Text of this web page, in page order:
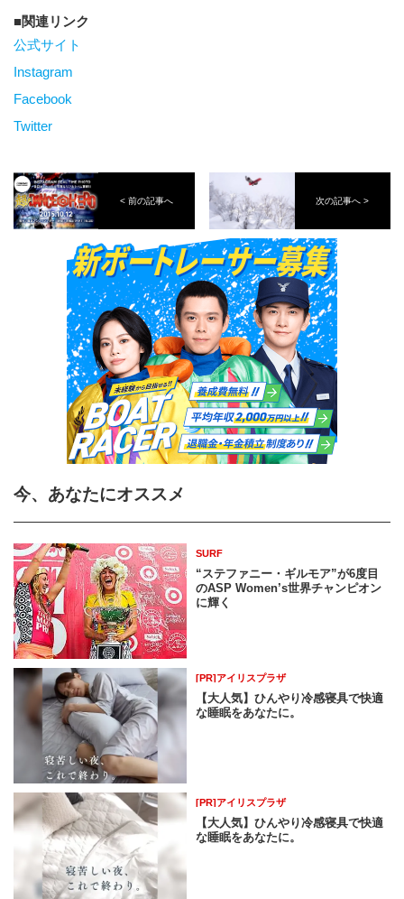
関連リンク
公式サイト
Instagram
Facebook
Twitter
< 前の記事へ 次の記事へ >
今、あなたにオススメ
SURF
“ステファニー・ギルモア”が6度目
のASP Women’s世界チャンピオン
に輝く
[PR]アイリスプラザ
【大人気】ひんやり冷感寝具で快適
な睡眠をあなたに。
[PR]アイリスプラザ
【大人気】ひんやり冷感寝具で快適
な睡眠をあなたに。